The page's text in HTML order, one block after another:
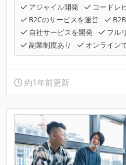
アジャイル開発
コードレ
B2Cのサービスを運営
自社サービスを開発
フル
副業制度あり
オンライン
約1年前更新